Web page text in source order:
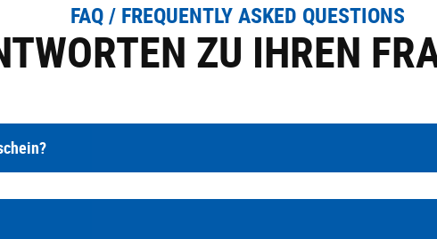
FAQ / FREQUENTLY ASKED QUESTIONS
ZU IHREN